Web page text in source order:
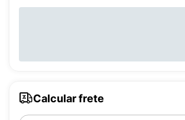
Calcular frete